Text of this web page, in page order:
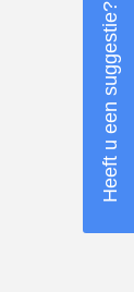
Heeft u een suggestie?